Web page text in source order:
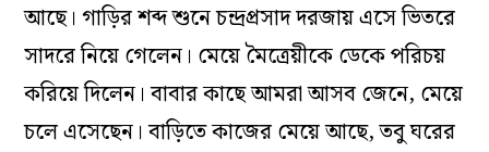
আছে। গাড়ির শব্দ শুনে চন্দ্রপ্রসাদ দরজায় এসে ভিতরে
সাদরে নিয়ে গেলেন। মেয়ে মৈত্রেয়ীকে ডেকে পরিচয়
করিয়ে দিলেন। বাবার কাছে আমরা আসব জেনে, মেয়ে
চলে এসেছেন। বাড়িতে কাজের মেয়ে আছে, তবু ঘরের